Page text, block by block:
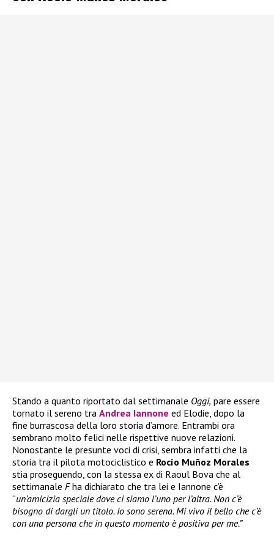
Stando a quanto riportato dal settimanale Oggi, pare essere
tornato il sereno tra Andrea Iannone ed Elodie, dopo la
fine burrascosa della loro storia d’amore. Entrambi ora
sembrano molto felici nelle rispettive nuove relazioni.
Nonostante le presunte voci di crisi, sembra infatti che la
storia tra il pilota motociclistico e Rocío Muñoz Morales
stia proseguendo, con la stessa ex di Raoul Bova che al
settimanale Fha dichiarato che tra lei e Iannone c’è
“un’amicizia speciale dove ci siamo l’uno per l’altra. Non c’è
bisogno di dargli un titolo. Io sono serena. Mi vivo il bello che c’è
con una persona che in questo momento è positiva per me.”